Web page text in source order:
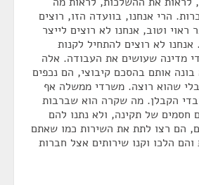
הרי אנחנו, בוועדה הזו, רוצים
וטוב, אנחנו לא רוצים לייצר
לא רוצים להתחיל לקנות
מדינה שעושים את העבודה. אלה
אותם בהסכם קיבוצי, הם נכפים
שהוא רוצה. משרדי ממשלה אף
הקבלן. מה שקרה הוא שברבות
של תקינה, ולא נתנו להם
הם רצו לתת את השירות כמו שאתם
הלכו וקנו שירותים אצל חברות